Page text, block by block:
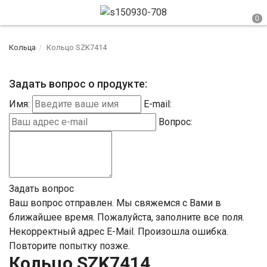
Кольца Кольцо SZK7414
Задать вопрос о продукте:
Имя:
E-mail:
Вопрос:
Задать вопрос
Ваш вопрос отправлен. Мы свяжемся с Вами в
ближайшее время. Пожалуйста, заполните все поля.
Некорректный адрес E-Mail. Произошла ошибка.
Повторите попытку позже.